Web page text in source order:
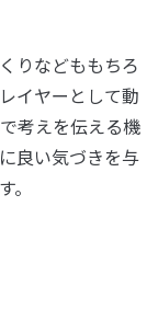
りなどももちろ
イヤーとして動
考えを伝える機
良い気づきを与